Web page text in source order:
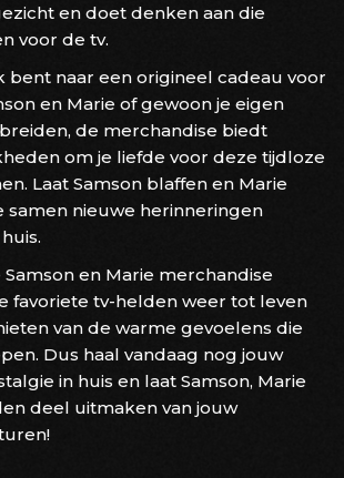
en doet denken aan die
voor de tv.
bent naar een origineel cadeau voor
en Marie of gewoon je eigen
de merchandise biedt
om je liefde voor deze tijdloze
Laat Samson blaffen en Marie
samen nieuwe herinneringen
en Marie merchandise
favoriete tv-helden weer tot leven
van de warme gevoelens die
Dus haal vandaag nog jouw
in huis en laat Samson, Marie
deel uitmaken van jouw